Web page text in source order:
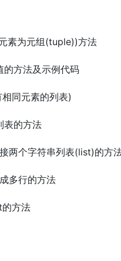
素为元组(tuple))方法
方法及示例代码
同元素的列表)
表的方法
两个字符串列表(list)的方
多行的方法
方法